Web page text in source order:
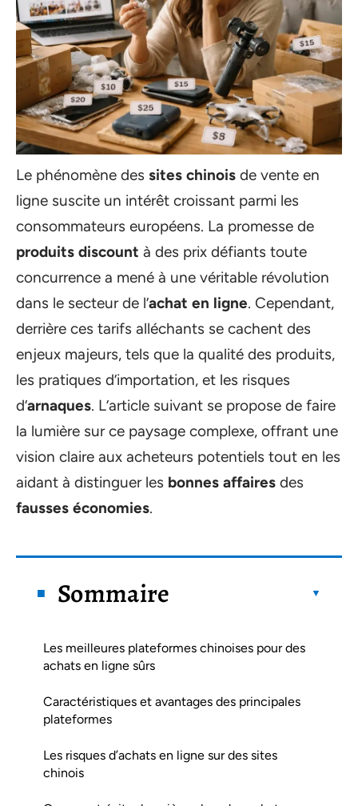
Le phénomène des sites chinois de vente en
ligne suscite un intérêt croissant parmi les
consommateurs européens. La promesse de
produits discount à des prix défiants toute
concurrence a mené à une véritable révolution
dans le secteur de l’achat en ligne. Cependant,
derrière ces tarifs alléchants se cachent des
enjeux majeurs, tels que la qualité des produits,
les pratiques d’importation, et les risques
d’arnaques. L’article suivant se propose de faire
la lumière sur ce paysage complexe, offrant une
vision claire aux acheteurs potentiels tout en les
aidant à distinguer les bonnes affaires des
fausses économies.
Sommaire
Les meilleures plateformes chinoises pour des
achats en ligne sûrs
Caractéristiques et avantages des principales
plateformes
Les risques d’achats en ligne sur des sites
chinois